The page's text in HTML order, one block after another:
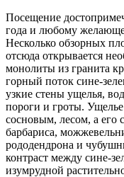
Посещение
года и любому
Несколько обзорных
отсюда открывается
монолиты из гранита
горный поток сине-
узкие стены ущелья,
пороги и гроты.
сосновым, лесом, а его
барбариса,
рододендрона и
контраст между сине-
изумрудной